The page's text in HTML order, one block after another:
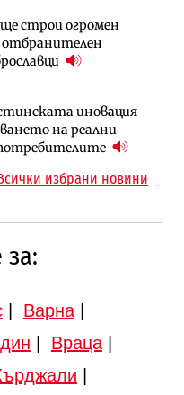
строи огромен
отбранителен
иновация
на реални
строи огромен
на
за
над Варненското
от бъдещата
море“
министър поема „на
общинската
програма
избрани новини
| Варна|
Враца|